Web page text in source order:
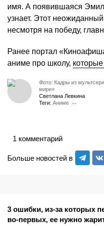
имя. А появившаяся
узнает. Этот
несмотря на победу,
Ранее портал
аниме про школу,
Фото: Кадры из
мире»
Светлана Левкина
Теги: Аниме
Больше новостей в
1 комментарий
3 ошибки, из-за которых
во-первых, ее нужно